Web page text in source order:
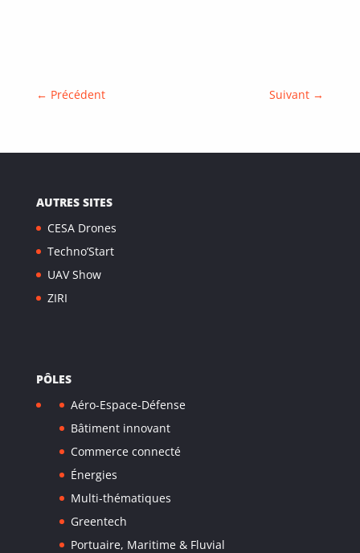
← Précédent Suivant →
AUTRES SITES
CESA Drones
Techno’Start
UAV Show
ZIRI
PÔLES
Aéro-Espace-Défense
Bâtiment innovant
Commerce connecté
Énergies
Multi-thématiques
Greentech
Portuaire, Maritime & Fluvial